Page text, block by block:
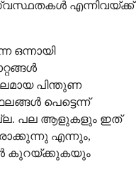
എന്നിവയ്ക്ക്
ഒന്നായി
പിന്തുണ
പെട്ടെന്ന്
പല ആളുകളും ഇത്
എന്നും,
കുറയ്ക്കുകയും